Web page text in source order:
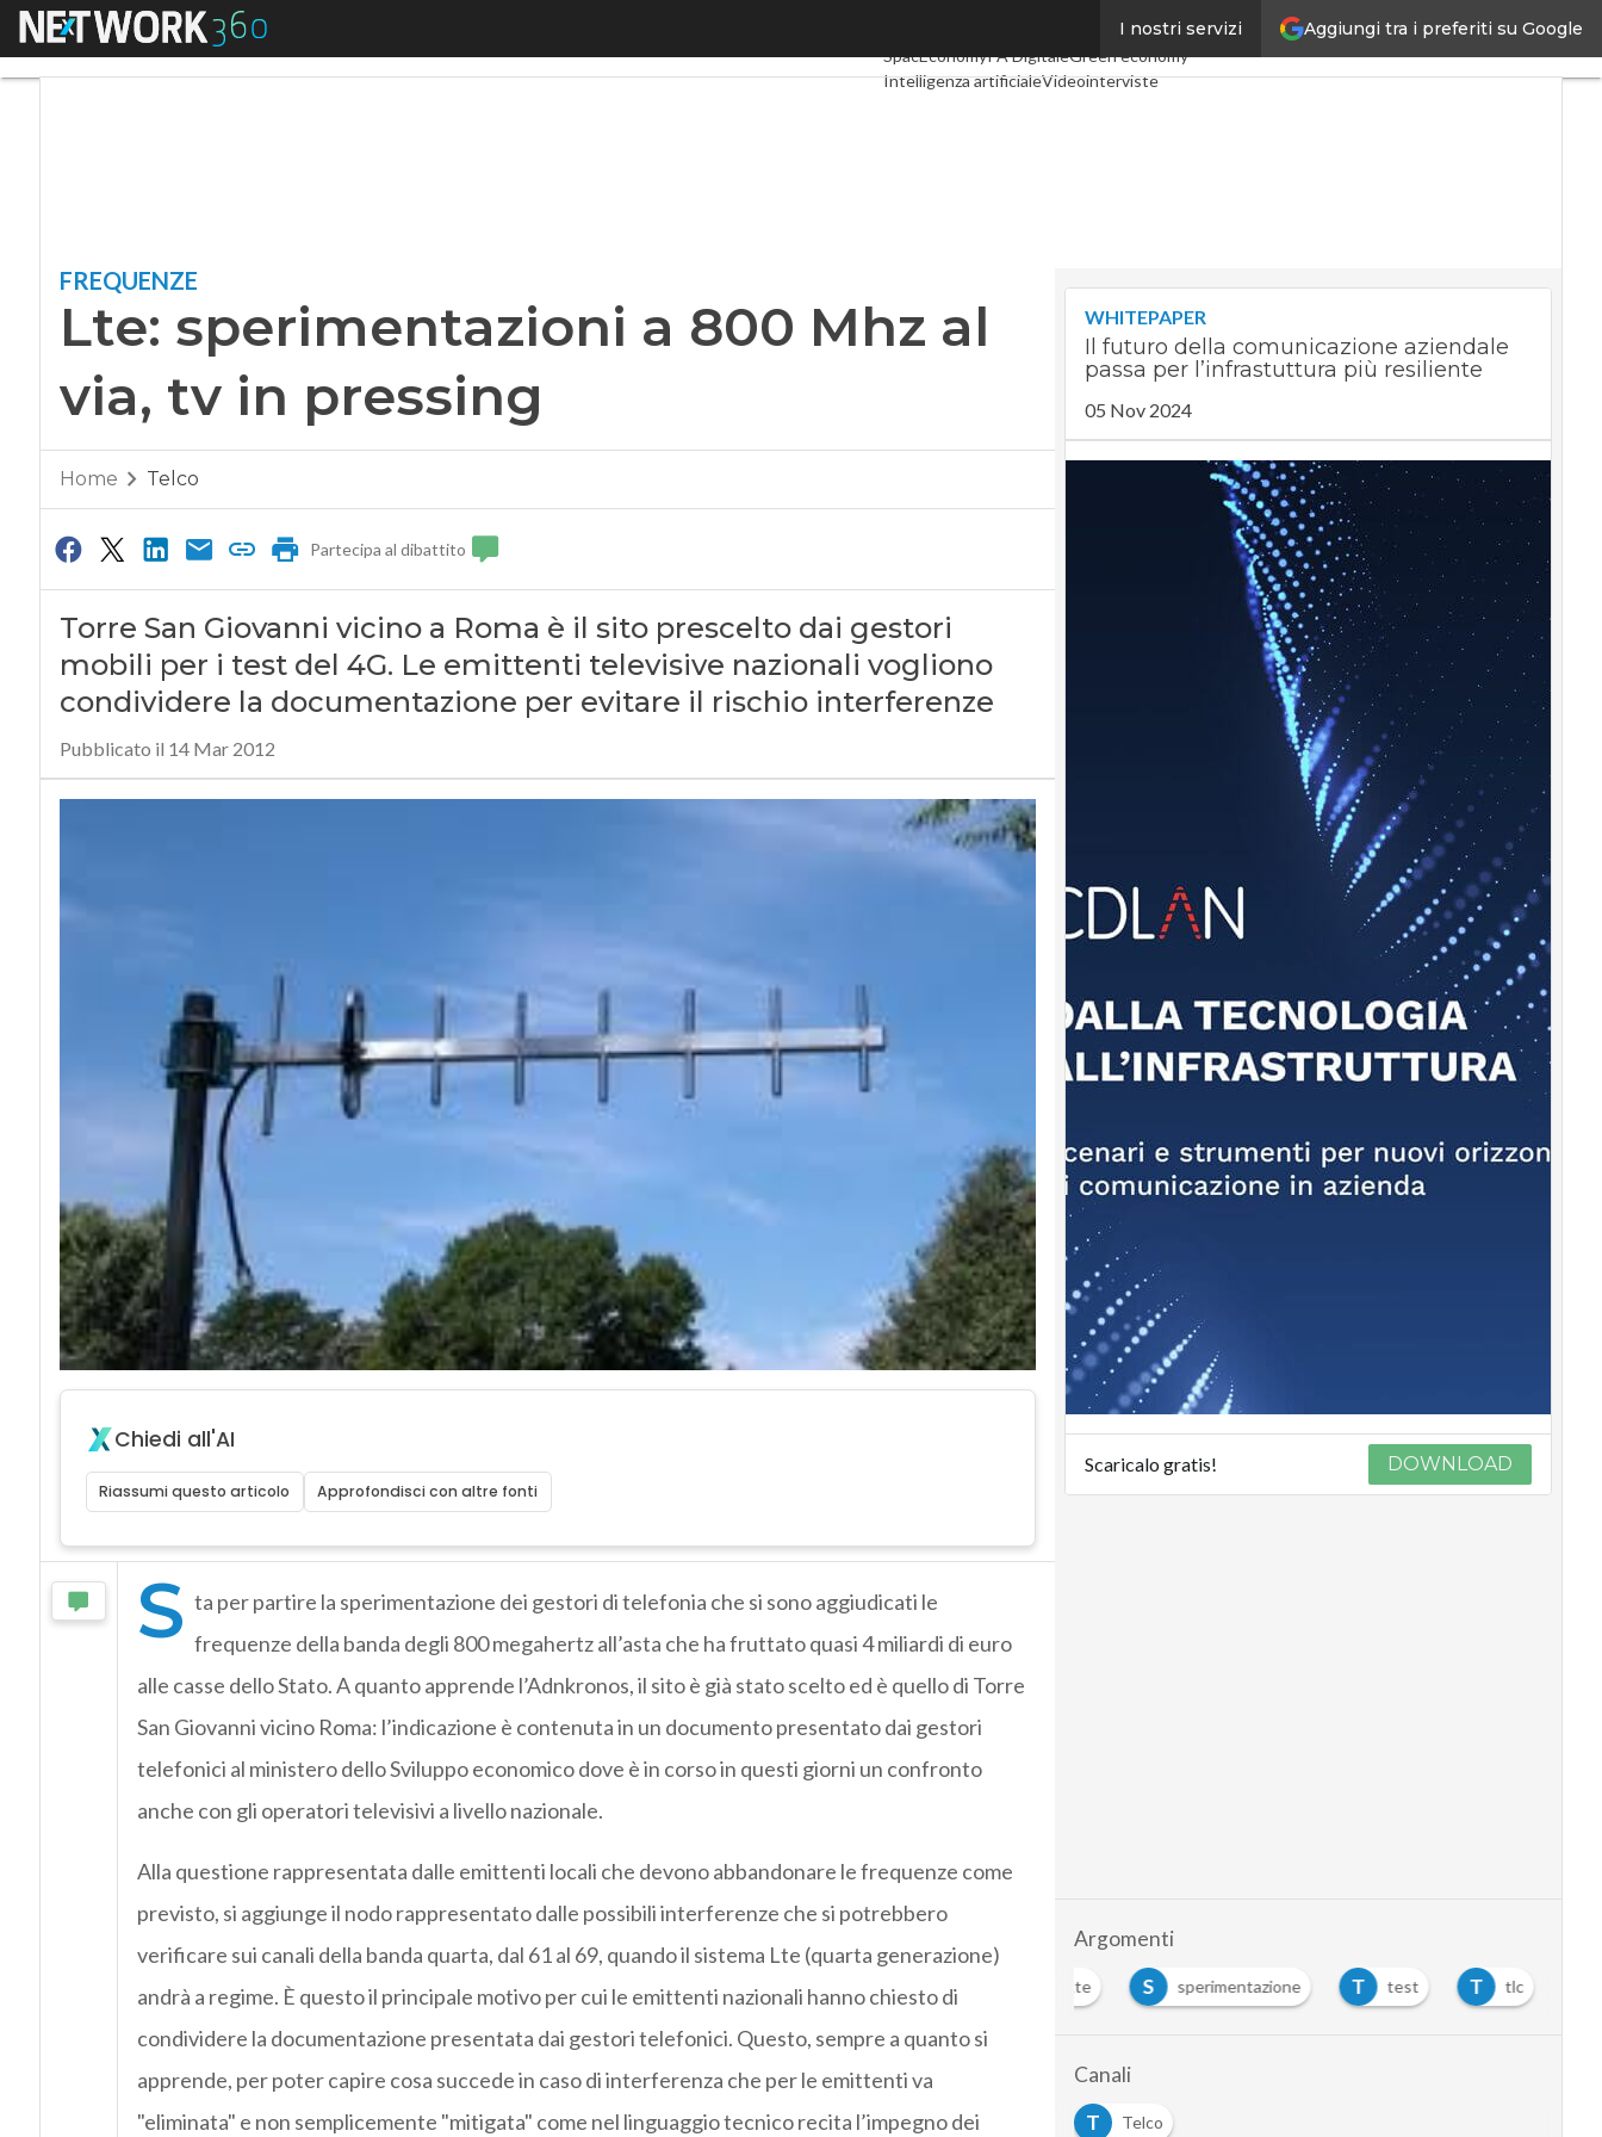
Aggiungi tra i preferiti su Google
I nostri servizi
Menu TelcoIndustria 4.0
SpacEconomyPA DigitaleGreen economy
Intelligenza artificialeVideointerviste
FREQUENZE
Lte: sperimentazioni a 800 Mhz al
via, tv in pressing
Home Telco
Partecipa al dibattito
Torre San Giovanni vicino a Roma è il sito prescelto dai gestori
mobili per i test del 4G. Le emittenti televisive nazionali vogliono
condividere la documentazione per evitare il rischio interferenze
Pubblicato il 14 Mar 2012
Chiedi all'AI
Riassumi questo articolo Approfondisci con altre fonti
S ta per partire la sperimentazione dei gestori di telefonia che si sono aggiudicati le
frequenze della banda degli 800 megahertz all’asta che ha fruttato quasi 4 miliardi di euro
alle casse dello Stato. A quanto apprende l’Adnkronos, il sito è già stato scelto ed è quello di Torre
San Giovanni vicino Roma: l’indicazione è contenuta in un documento presentato dai gestori
telefonici al ministero dello Sviluppo economico dove è in corso in questi giorni un confronto
anche con gli operatori televisivi a livello nazionale.
Alla questione rappresentata dalle emittenti locali che devono abbandonare le frequenze come
previsto, si aggiunge il nodo rappresentato dalle possibili interferenze che si potrebbero
verificare sui canali della banda quarta, dal 61 al 69, quando il sistema Lte (quarta generazione)
andrà a regime. È questo il principale motivo per cui le emittenti nazionali hanno chiesto di
condividere la documentazione presentata dai gestori telefonici. Questo, sempre a quanto si
apprende, per poter capire cosa succede in caso di interferenza che per le emittenti va
"eliminata" e non semplicemente "mitigata" come nel linguaggio tecnico recita l’impegno dei
WHITEPAPER
Il futuro della comunicazione aziendale
passa per l’infrastuttura più resiliente
05 Nov 2024
Scaricalo gratis! DOWNLOAD
Argomenti
Lte S sperimentazione T test T tlc
Canali
T
Telco